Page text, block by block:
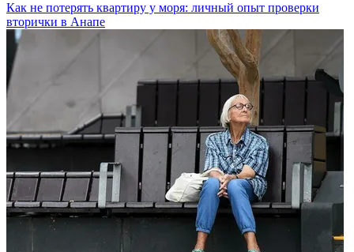
Как не потерять квартиру у моря: личный опыт проверки
вторички в Анапе